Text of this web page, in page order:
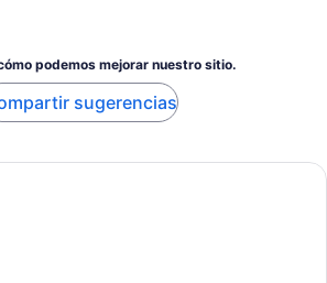
podemos mejorar nuestro sitio.
sugerencias